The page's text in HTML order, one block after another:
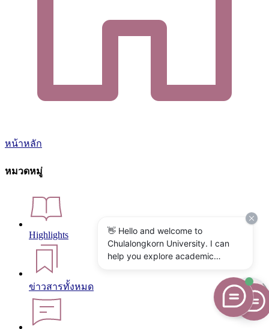
หน้าหลัก
หมวดหมู่
Highlights
ข่าวสารทั้งหมด
👋 Hello and welcome to
Chulalongkorn University. I can
help you explore academic